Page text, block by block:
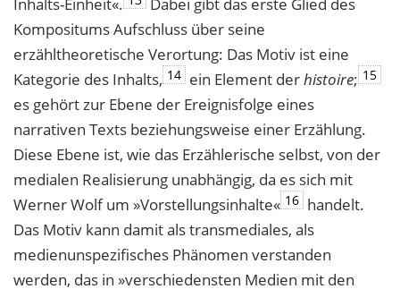
Kompositums Aufschluss über seine
erzähltheoretische Verortung: Das Motiv ist eine
Kategorie des Inhalts, 14 ein Element derhistoire; 15
es gehört zur Ebene der Ereignisfolge eines
narrativen Texts beziehungsweise einer Erzählung.
Diese Ebene ist, wie das Erzählerische selbst, von der
medialen Realisierung unabhängig, da es sich mit
Werner Wolf um »Vorstellungsinhalte« 16 handelt.
Das Motiv kann damit als transmediales, als
medienunspezifisches Phänomen verstanden
werden, das in »verschiedensten Medien mit den